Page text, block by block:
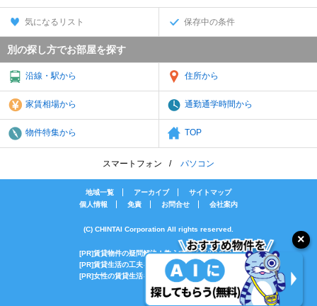
気になるリスト 保存中の条件
別の探し方でお部屋を探す
沿線・駅から 住所から
家賃相場から 通勤通学時間から
物件特集から TOP
スマートフォン パソコン
地域一覧 アーカイブ
サイトマップ
個人情報
免責 お問合せ 会社案内
(C) CHINTAI Corporation All rights reserved.
[PR]賃貸物件の疑問解決！教えてエイブルAGENT
[PR]賃貸生活の工夫を紹介！CHINTAI情報局
[PR]女性の賃貸生活を応援！Woman.CHINTAI